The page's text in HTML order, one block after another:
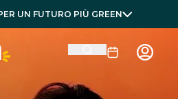
UN FUTURO PIÙ GREEN